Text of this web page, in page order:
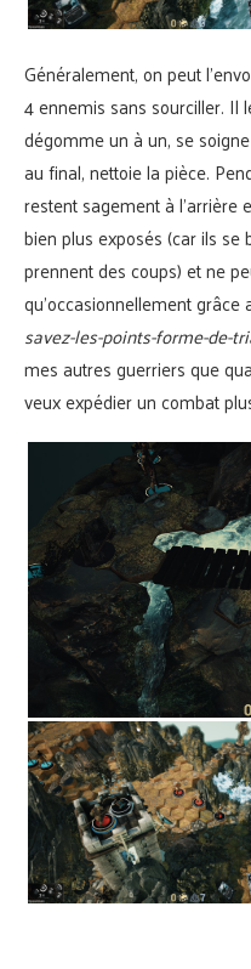
Généralement, on peut
4 ennemis sans sourciller. Il
dégomme un à un, se
au final, nettoie la pièce.
restent sagement à
bien plus exposés (car ils
prennent des coups) et ne
qu’occasionnellement
savez-les-points-forme-de-
mes autres guerriers que
veux expédier un combat